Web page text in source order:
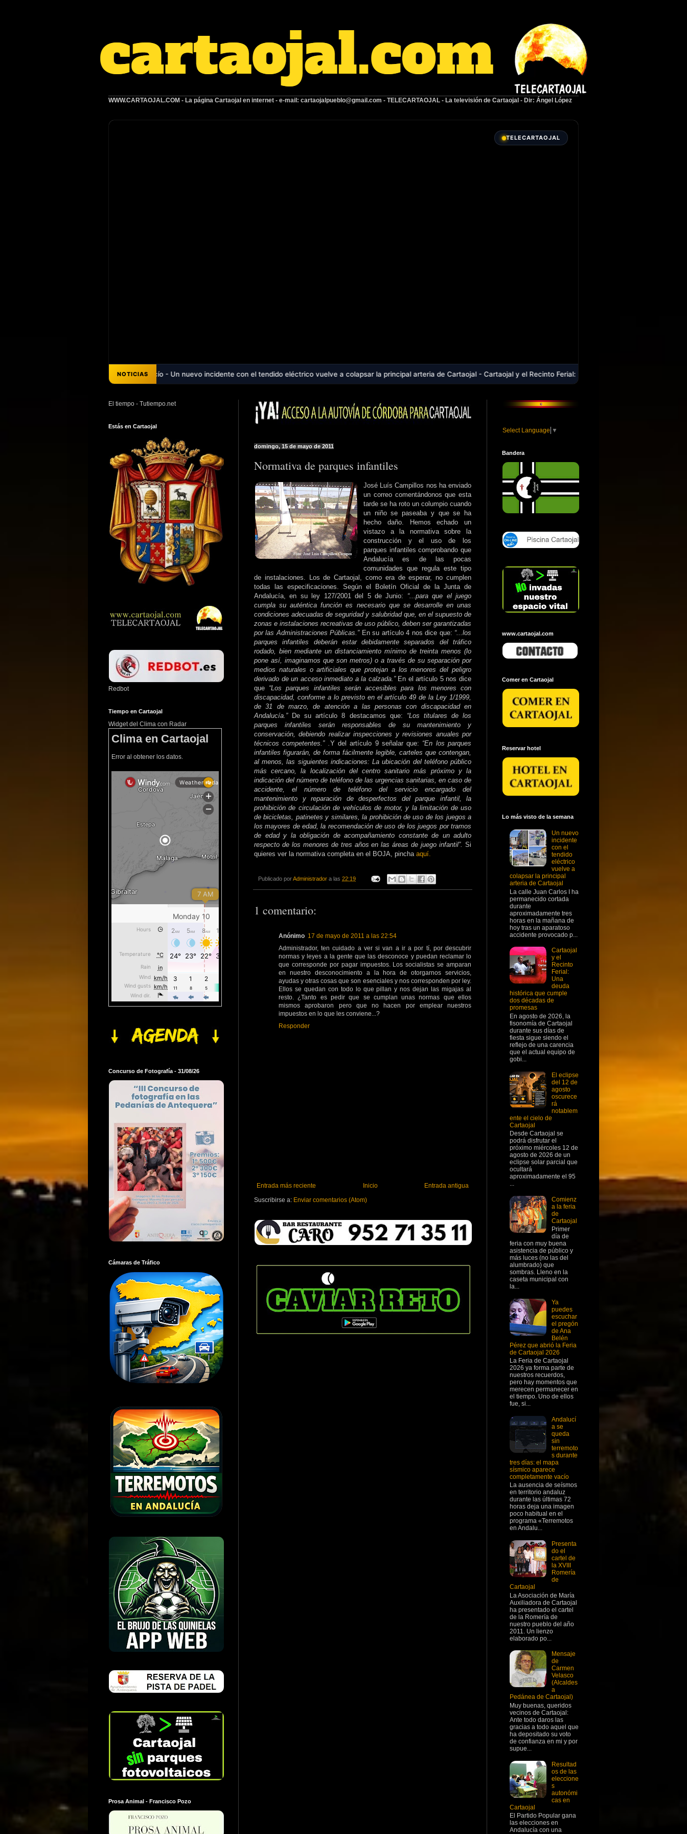
WWW.CARTAOJAL.COM - La página Cartaojal en internet - e-mail: cartaojalpueblo@gmail.com - TELECARTAOJAL - La televisión de Cartaojal - Dir: Ángel López
TELECARTAOJAL
NOTICIAS
completamente vacío - Un nuevo incidente con el tendido eléctrico vuelve a colapsar la principal arteria de Cartaojal - Cartaojal y el Recinto Ferial: Una deuda histórica que cumple dos décadas
domingo, 15 de mayo de 2011
Normativa de parques infantiles
José Luís Campillos nos ha enviado
un correo comentándonos que esta
tarde se ha roto un columpio cuando
un niño se paseaba y que se ha
hecho daño. Hemos echado un
vistazo a la normativa sobre la
construcción y el uso de los
parques infantiles comprobando que
Andalucía es de las pocas
comunidades que regula este tipo
de instalaciones. Los de Cartaojal, como era de esperar, no cumplen
todas las especificaciones. Según el Boletín Oficial de la Junta de
Andalucía, en su ley 127/2001 del 5 de Junio: “... para que el juego
cumpla su auténtica función es necesario que se desarrolle en unas
condiciones adecuadas de seguridad y salubridad que, en el supuesto de
zonas e instalaciones recreativas de uso público, deben ser garantizadas
por las Administraciones Públicas.”En su artículo 4 nos dice que: “...los
parques infantiles deberán estar debidamente separados del tráfico
rodado, bien mediante un distanciamiento mínimo de treinta menos (lo
pone así, imaginamos que son metros) o a través de su separación por
medios naturales o artificiales que protejan a los menores del peligro
derivado de un acceso inmediato a la calzada.”En el artículo 5 nos dice
que “Los parques infantiles serán accesibles para los menores con
discapacidad, conforme a lo previsto en el artículo 49 de la Ley 1/1999,
de 31 de marzo, de atención a las personas con discapacidad en
Andalucía.”De su artículo 8 destacamos que: “Los titulares de los
parques infantiles serán responsables de su mantenimiento y
conservación, debiendo realizar inspecciones y revisiones anuales por
técnicos competentes.” . Y del artículo 9 señalar que: “En los parques
infantiles figurarán, de forma fácilmente legible, carteles que contengan,
al menos, las siguientes indicaciones: La ubicación del teléfono público
más cercano, la localización del centro sanitario más próximo y la
indicación del número de teléfono de las urgencias sanitarias, en caso de
accidente, el número de teléfono del servicio encargado del
mantenimiento y reparación de desperfectos del parque infantil, la
prohibición de circulación de vehículos de motor, y la limitación de uso
de bicicletas, patinetes y similares, la prohibición de uso de los juegos a
los mayores de edad, la recomendación de uso de los juegos por tramos
de edad y la obligación de acompañamiento constante de un adulto
respecto de los menores de tres años en las áreas de juego infantil”. Si
quieres ver la normativa completa en el BOJA, pincha aquí.
Publicado porAdministrador a las 22:19
1 comentario:
Anónimo 17 de mayo de 2011 a las 22:54
Administrador, ten cuidado a ver si van a ir a por tí, por descubrir
normas y leyes a la gente que las desconoce y puedan reclamar lo
que corresponde por pagar impuestos. Los socialistas se amparan
en nuestro desconocimiento a la hora de otorgarnos servicios,
ayudas y otras cosas que son esenciales y nos corresponden por ley.
Ellos se quedan con todo lo que pillan y nos dejan las migajas al
resto. ¿Tanto es pedir que se cumplan unas normas que ellos
mismos aprobaron pero que no hacen por emplear nuestros
impuestos en lo que les conviene...?
Responder
Entrada más reciente Entrada antigua
Inicio
Suscribirse a: Enviar comentarios (Atom)
El tiempo - Tutiempo.net
Estás en Cartaojal
Redbot
Tiempo en Cartaojal
Widget del Clima con Radar
Clima en Cartaojal
Error al obtener los datos.
Concurso de Fotografía - 31/08/26
Cámaras de Tráfico
Prosa Animal - Francisco Pozo
Select Language ▼
Bandera
www.cartaojal.com
Comer en Cartaojal
Reservar hotel
Lo más visto de la semana
Un nuevo
incidente
con el
tendido
eléctrico
vuelve a
colapsar la principal
arteria de Cartaojal
La calle Juan Carlos I ha
permanecido cortada
durante
aproximadamente tres
horas en la mañana de
hoy tras un aparatoso
accidente provocado p...
Cartaojal
y el
Recinto
Ferial:
Una
deuda
histórica que cumple
dos décadas de
promesas
En agosto de 2026, la
fisonomía de Cartaojal
durante sus días de
fiesta sigue siendo el
reflejo de una carencia
que el actual equipo de
gobi...
El eclipse
del 12 de
agosto
oscurece
rá
notablem
ente el cielo de
Cartaojal
Desde Cartaojal se
podrá disfrutar el
próximo miércoles 12 de
agosto de 2026 de un
eclipse solar parcial que
ocultará
aproximadamente el 95
...
Comienz
a la feria
de
Cartaojal
Primer
día de
feria con muy buena
asistencia de público y
más luces (no las del
alumbrado) que
sombras. Lleno en la
caseta municipal con
la...
Ya
puedes
escuchar
el pregón
de Ana
Belén
Pérez que abrió la Feria
de Cartaojal 2026
La Feria de Cartaojal
2026 ya forma parte de
nuestros recuerdos,
pero hay momentos que
merecen permanecer en
el tiempo. Uno de ellos
fue, si...
Andalucí
a se
queda
sin
terremoto
s durante
tres días: el mapa
sísmico aparece
completamente vacío
La ausencia de seísmos
en territorio andaluz
durante las últimas 72
horas deja una imagen
poco habitual en el
programa «Terremotos
en Andalu...
Presenta
do el
cartel de
la XVIII
Romería
de
Cartaojal
La Asociación de María
Auxiliadora de Cartaojal
ha presentado el cartel
de la Romería de
nuestro pueblo del año
2011. Un lienzo
elaborado po...
Mensaje
de
Carmen
Velasco
(Alcaldes
a
Pedánea de Cartaojal)
Muy buenas, queridos
vecinos de Cartaojal:
Ante todo daros las
gracias a todo aquel que
ha depositado su voto
de confianza en mi y por
supue...
Resultad
os de las
eleccione
s
autonómi
cas en
Cartaojal
El Partido Popular gana
las elecciones en
Andalucía con una